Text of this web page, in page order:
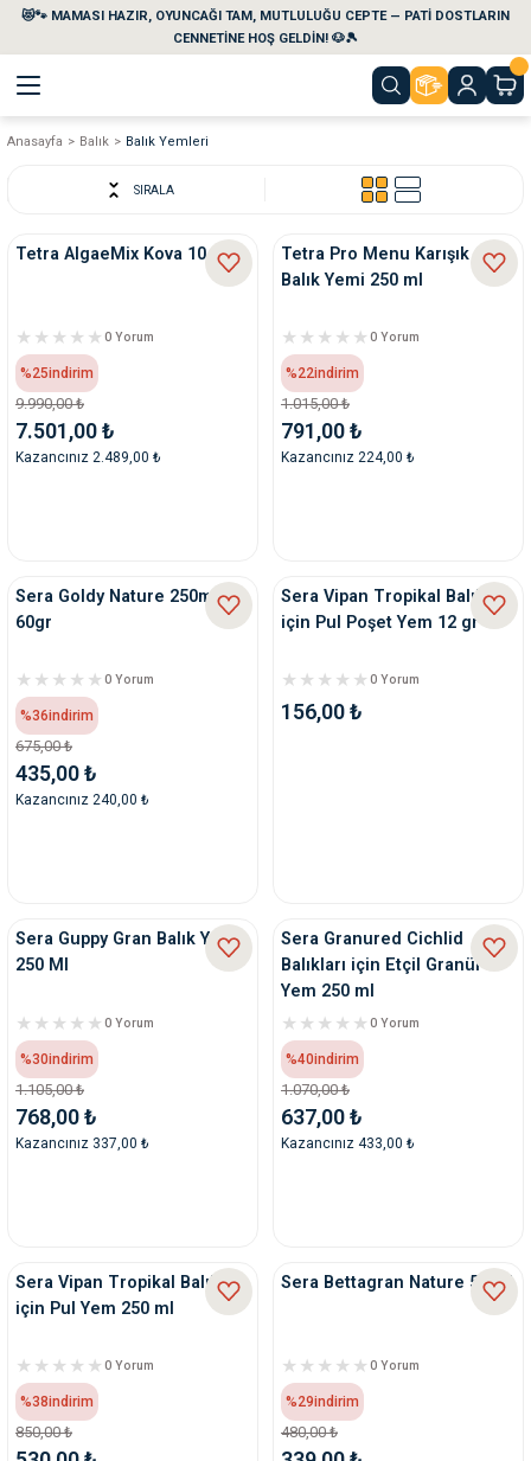
😻🐾 MAMASI HAZIR, OYUNCAĞI TAM, MUTLULUĞU CEPTE — PATİ DOSTLARIN
CENNETİNE HOŞ GELDİN! 🐶🎾
Geri Dön
Temizlik
Ek Besinler
Geri Dön
Su Kabları
Kemikleri
Seyahat Ürünleri
Geri Dön
Geri Dön
Geri Dön
Geri Dön
Anasayfa Balık Balık Yemleri
SIRALA
Tetra AlgaeMix Kova 10 L
0 Yorum
%25indirim
9.990,00 ₺
7.501,00 ₺
Kazancınız 2.489,00 ₺
Tetra Pro Menu Karışık Cips
Balık Yemi 250 ml
0 Yorum
%22indirim
1.015,00 ₺
791,00 ₺
Kazancınız 224,00 ₺
Sera Goldy Nature 250ml
60gr
0 Yorum
%36indirim
675,00 ₺
435,00 ₺
Kazancınız 240,00 ₺
Sera Vipan Tropikal Balıklar
için Pul Poşet Yem 12 gr
0 Yorum
156,00 ₺
Sera Guppy Gran Balık Yemi
250 Ml
0 Yorum
%30indirim
1.105,00 ₺
768,00 ₺
Kazancınız 337,00 ₺
Sera Granured Cichlid
Balıkları için Etçil Granür
Yem 250 ml
0 Yorum
%40indirim
1.070,00 ₺
637,00 ₺
Kazancınız 433,00 ₺
Sera Vipan Tropikal Balıklar
için Pul Yem 250 ml
0 Yorum
%38indirim
850,00 ₺
Sera Bettagran Nature 50 Ml
0 Yorum
%29indirim
480,00 ₺